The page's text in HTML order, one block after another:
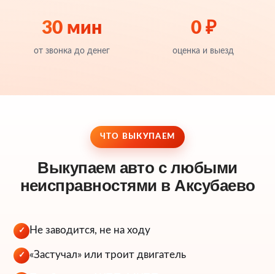
30 мин
от звонка до денег
0 ₽
оценка и выезд
ЧТО ВЫКУПАЕМ
Выкупаем авто с любыми
неисправностями в Аксубаево
✓ Не заводится, не на ходу
✓ «Застучал» или троит двигатель